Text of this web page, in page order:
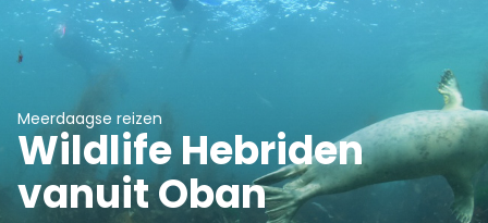
Wildlife Hebriden
vanuit Oban
Meerdaagse reizen